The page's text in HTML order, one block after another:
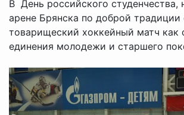
В День российского студенчества,
арене Брянска по доброй традиции
товарищеский хоккейный матч как
единения молодежи и старшего